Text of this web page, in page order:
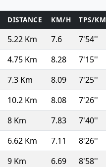
DISTANCE KM/H TPS/KM
5.22 Km 7.6 7'54''
4.75 Km 8.28 7'15''
7.3 Km 8.09 7'25''
10.2 Km 8.08 7'26''
8 Km 7.83 7'40''
6.62 Km 7.11 8'26''
9 Km 6.69 8'58''